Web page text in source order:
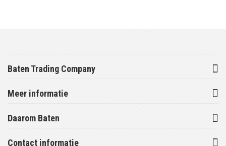
Baten Trading Company
Meer informatie
Daarom Baten
Contact informatie